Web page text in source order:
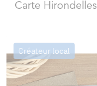
Carte Hirondelles
Créateur local